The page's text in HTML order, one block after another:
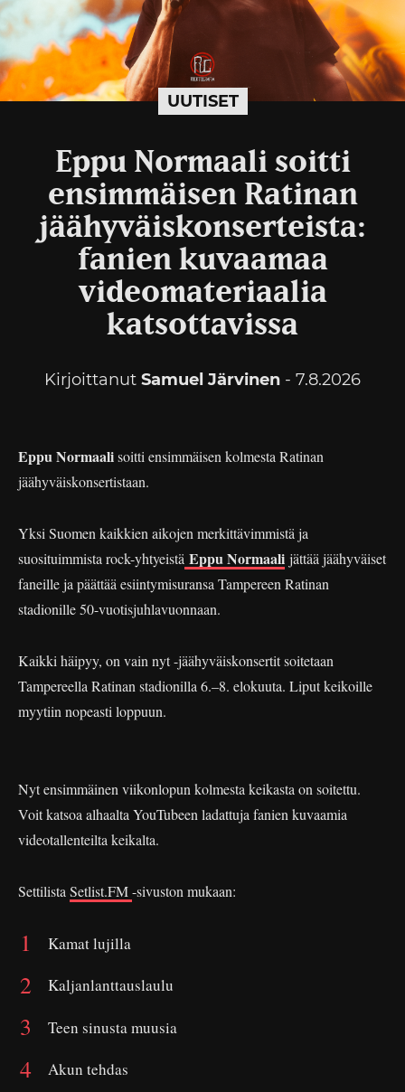
UUTISET
Eppu Normaali soitti
ensimmäisen Ratinan
jäähyväiskonserteista:
fanien kuvaamaa
videomateriaalia
katsottavissa
Kirjoittanut Samuel Järvinen - 7.8.2026
Eppu Normaalisoitti ensimmäisen kolmesta Ratinan
jäähyväiskonsertistaan.
Yksi Suomen kaikkien aikojen merkittävimmistä ja
suosituimmista rock-yhtyeistä Eppu Normaali jättää jäähyväiset
faneille ja päättää esiintymisuransa Tampereen Ratinan
stadionille 50-vuotisjuhlavuonnaan.
Kaikki häipyy, on vain nyt -jäähyväiskonsertit soitetaan
Tampereella Ratinan stadionilla 6.–8. elokuuta. Liput keikoille
myytiin nopeasti loppuun.
Nyt ensimmäinen viikonlopun kolmesta keikasta on soitettu.
Voit katsoa alhaalta YouTubeen ladattuja fanien kuvaamia
videotallenteilta keikalta.
Settilista Setlist.FM-sivuston mukaan:
Kamat lujilla
Kaljanlanttauslaulu
Teen sinusta muusia
Akun tehdas